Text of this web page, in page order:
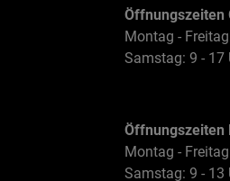
Öffnungszeiten
Montag -
Samstag: 9 - 17
Öffnungszeiten
Montag -
Samstag: 9 - 13